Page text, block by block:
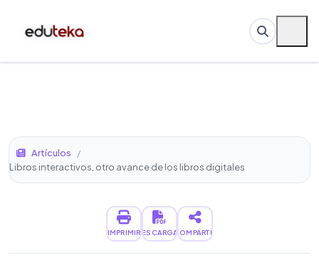
Artículos
/
Libros interactivos, otro avance de los libros digitales
IMPRIMIRDESCARGARCOMPARTIR